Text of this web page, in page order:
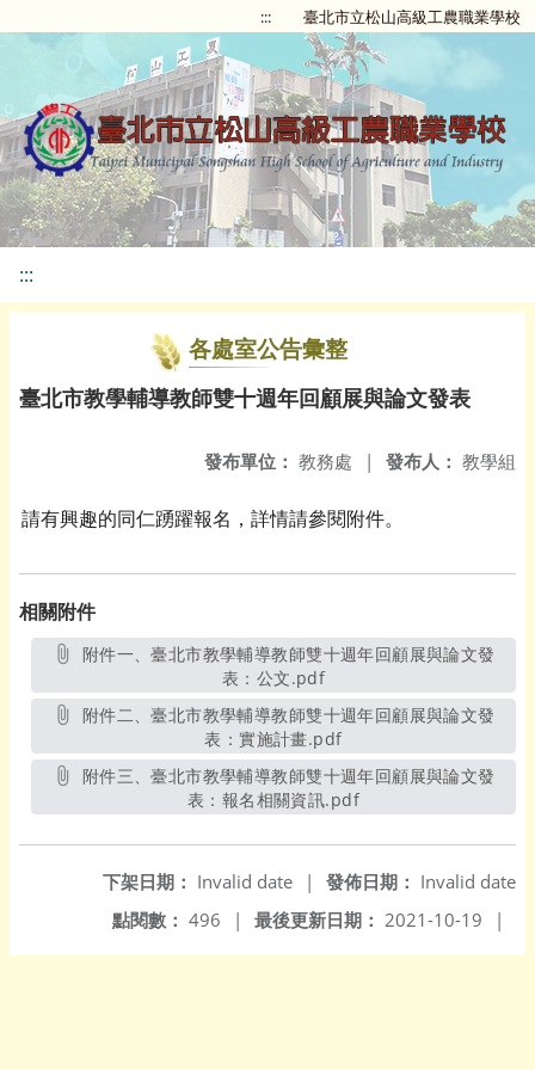
::: 臺北市立松山高級工農職業學校
:::
各處室公告彙整
臺北市教學輔導教師雙十週年回顧展與論文發表
發布人： 教學組
發布單位： 教務處 |
請有興趣的同仁踴躍報名，詳情請參閱附件。
相關附件
表：公文.pdf另開新視窗
表：實施計畫.pdf另開新視窗
表：報名相關資訊.pdf另開新視窗
發佈日期： Invalid date
下架日期： Invalid date
|
最後更新日期： 2021-10-19 |
點閱數： 496 |